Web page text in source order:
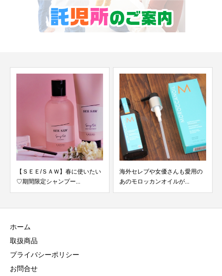
【ＳＥＥ/ＳＡＷ】春に使いたい
♡期間限定シャンプー...
海外セレブや女優さんも愛用の
あのモロッカンオイルが...
ホーム
取扱商品
プライバシーポリシー
お問合せ